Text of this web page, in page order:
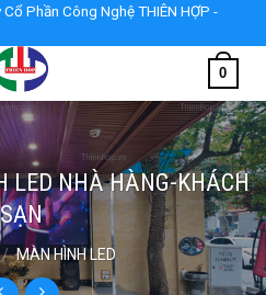
Phần Công Nghệ THIÊN HỢP -
0
LED NHÀ HÀNG-KHÁCH
SẠN
/ MÀN HÌNH LED